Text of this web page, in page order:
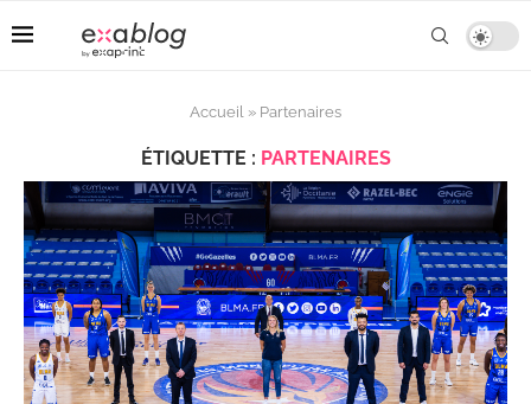
Accueil » Partenaires
ÉTIQUETTE : PARTENAIRES